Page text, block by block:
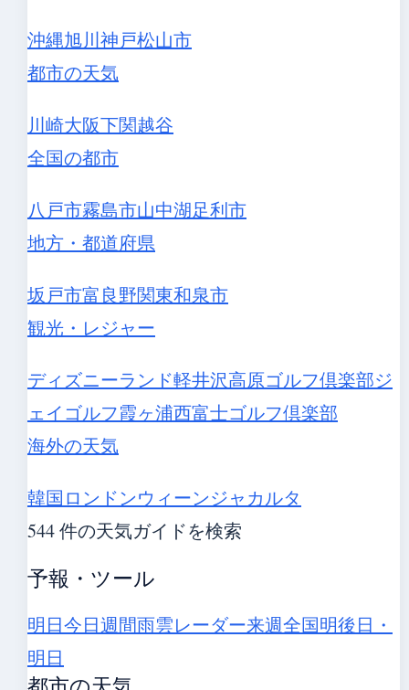
沖縄旭川神戸松山市
都市の天気
川崎大阪下関越谷
全国の都市
八戸市霧島市山中湖足利市
地方・都道府県
坂戸市富良野関東和泉市
観光・レジャー
ディズニーランド軽井沢高原ゴルフ倶楽部ジ
ェイゴルフ霞ヶ浦西富士ゴルフ倶楽部
海外の天気
韓国ロンドンウィーンジャカルタ
544 件の天気ガイドを検索
予報・ツール
明日今日週間雨雲レーダー来週全国明後日・
明日